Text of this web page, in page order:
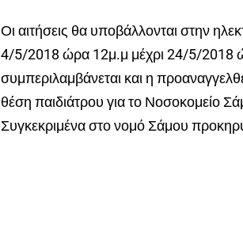
Οι αιτήσεις θα υποβάλλονται στην
4/5/2018 ώρα 12μ.μ μέχρι 24/5/2018
συμπεριλαμβάνεται και η
θέση παιδιάτρου για το Νοσοκομείο
Συγκεκριμένα στο νομό Σάμου